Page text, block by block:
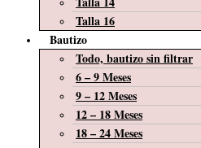
Talla 16
Bautizo
Todo, bautizo sin filtrar
6 – 9 Meses
9 – 12 Meses
12 – 18 Meses
18 – 24 Meses